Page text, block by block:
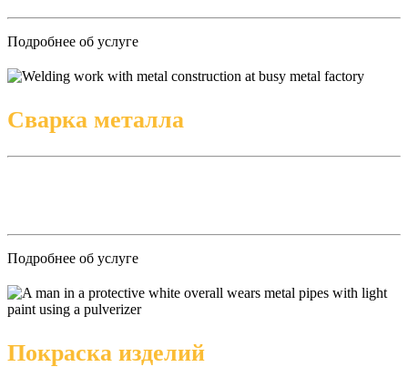
Подробнее об услуге
Сварка металла
Подробнее об услуге
Покраска изделий